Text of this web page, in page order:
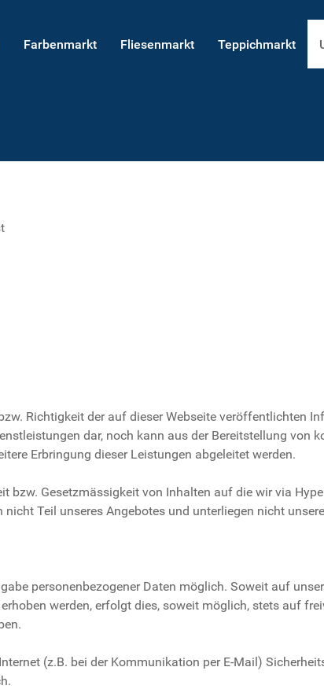
Farbenmarkt Fliesenmarkt Teppichmarkt
Richtigkeit der auf dieser Webseite veröffentlichten
dar, noch kann aus der Bereitstellung von
Erbringung dieser Leistungen abgeleitet werden.
bzw. Gesetzmässigkeit von Inhalten auf die wir via
Teil unseres Angebotes und unterliegen nicht
personenbezogener Daten möglich. Soweit auf
werden, erfolgt dies, soweit möglich, stets auf
(z.B. bei der Kommunikation per E-Mail)